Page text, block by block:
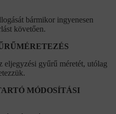
bármikor ingyenesen
követően.
eljegyzési gyűrű méretét, utólag
MÓDOSÍTÁSI